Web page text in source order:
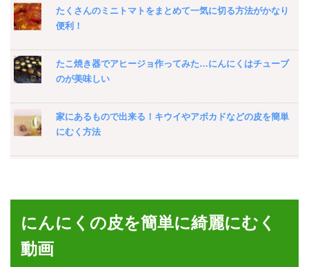
たくさんのミニトマトをまとめて一気に切る方法がかなり
便利！
たこ焼き器でアヒージョ作ってみた…にんにくはチューブ
のが美味しい
家にあるもので出来る！キウイやアボカドなどの皮を簡単
にむく方法
キャラ弁を短時間で簡単に作れる「パンダおにぎりセッ
にんにくの皮を簡単に綺麗にむく
動画